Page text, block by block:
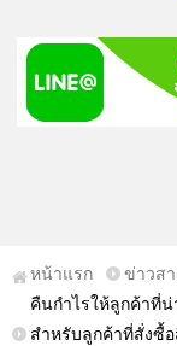
หน้าแรก
ข่าวส
คืนกำไรให้ลูกค้าที่
สำหรับลูกค้าที่สั่งซื้